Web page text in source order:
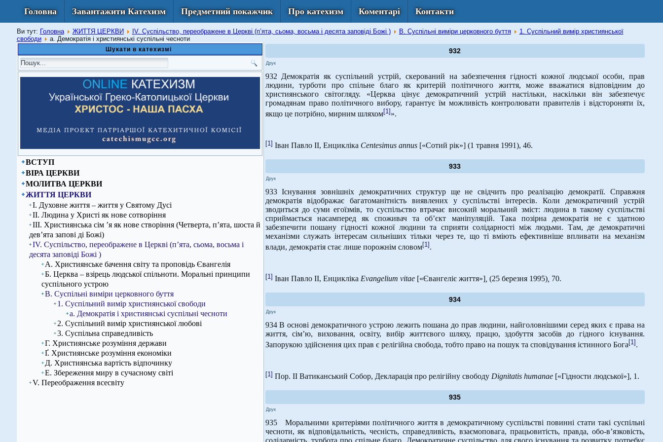
Головна Завантажити Катехизм Предметний покажчик Про катехизм Коментарі Контакти
Ви тут: Головна ЖИТТЯ ЦЕРКВИ IV. Суспільство, переображене в Церкві (п’ята, сьома, восьма і десята заповіді Божі ) В. Суспільні виміри церковного буття
1. Суспільний вимір християнської
свободи
а. Демократія і християнські суспільні чесноти
Шукати в катехизмі
ВСТУП
ВІРА ЦЕРКВИ
МОЛИТВА ЦЕРКВИ
ЖИТТЯ ЦЕРКВИ
І. Духовне життя – життя у Святому Дусі
ІІ. Людина у Христі як нове сотворіння
ІІІ. Християнська сім ’я як нове створіння (Четверта, п’ята, шоста й
дев’ята запові ді Божі)
IV. Суспільство, переображене в Церкві (п’ята, сьома, восьма і
десята заповіді Божі )
А. Християнське бачення світу та проповідь Євангелія
Б. Церква – взірець людської спільноти. Моральні принципи
суспільного устрою
В. Суспільні виміри церковного буття
1. Суспільний вимір християнської свободи
а. Демократія і християнські суспільні чесноти
2. Суспільний вимір християнської любові
3. Суспільна справедливість
Г. Християнське розуміння держави
Ґ. Християнське розуміння економіки
Д. Християнська вартість відпочинку
Е. Збереження миру в сучасному світі
V. Переображення всесвіту
932
Друк
932 Демократія як суспільний устрій, скерований на забезпечення гідності кожної людської особи, прав
людини, турботи про спільне благо як критерій політичного життя, може вважатися відповідним до
християнського світогляду. «Церква цінує демократичний устрій настільки, наскільки він забезпечує
громадянам право політичного вибору, гарантує їм можливість контролювати правителів і відстороняти їх,
якщо це потрібно, мирним шляхом[1] ».
[1] Іван Павло ІІ, Енцикліка Centesimus annus[«Сотий рік»] (1 травня 1991), 46.
933
Друк
933 Існування зовнішніх демократичних структур ще не свідчить про реалізацію демократії. Справжня
демократія відображає багатоманітність виявлених у суспільстві інтересів. Коли демократичний устрій
зводиться до суми егоїзмів, то суспільство втрачає високий моральний зміст: людина в такому суспільстві
сприймається насамперед як споживач та об’єкт маніпуляцій. Така позірна демократія не є здатною
забезпечити пошану гідності кожної людини та сприяти солідарності між людьми. Там, де демократичні
механізми служать інтересам сильніших тільки через те, що ті вміють ефективніше впливати на механізм
влади, демократія стає лише порожнім словом[1] .
[1] Іван Павло ІІ, Енцикліка Evangelium vitae[«Євангеліє життя»], (25 березня 1995), 70.
934
Друк
934 В основі демократичного устрою лежить пошана до прав людини, найголовнішими серед яких є права на
життя, сім’ю, виховання, освіту, вибір життєвого шляху, працю, здобуття засобів до гідного існування.
Запорукою здійснення цих прав є релігійна свобода, тобто право на пошук та сповідування істинного Бога [1] .
[1] Пор. ІІ Ватиканський Собор, Декларація про релігійну свободу Dignitatis humanae[«Гідности людської»], 1.
935
Друк
935 Моральними критеріями політичного життя в демократичному суспільстві повинні стати такі суспільні
чесноти, як відповідальність, чесність, справедливість, взаємоповага, працьовитість, правда, обо-в’язковість,
солідарність, турбота про спільне благо. Демократичне суспільство для свого існування та розвитку потребує